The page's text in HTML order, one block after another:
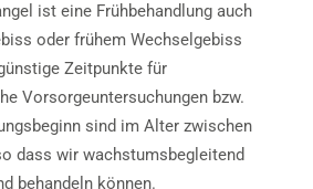
ist eine Frühbehandlung auch
oder frühem Wechselgebiss
Zeitpunkte für
Vorsorgeuntersuchungen bzw.
sind im Alter zwischen
dass wir wachstumsbegleitend
behandeln können.